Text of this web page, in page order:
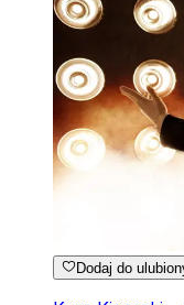
Dodaj do